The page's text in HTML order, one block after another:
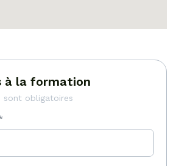
à la formation
sont obligatoires